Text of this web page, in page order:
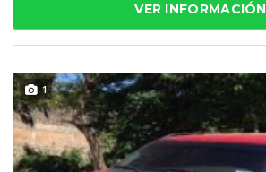
VER INFORMACIÓN
1